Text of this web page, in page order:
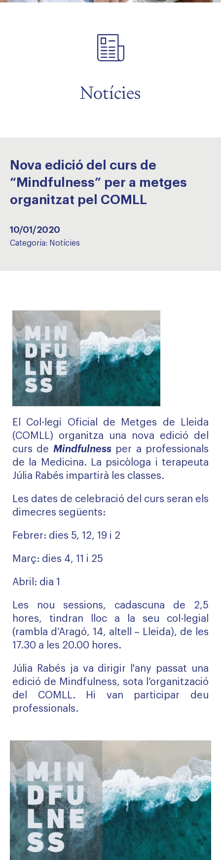
Notícies
Nova edició del curs de
“Mindfulness” per a metges
organitzat pel COMLL
10/01/2020
Categoria: Notícies
El Col·legi Oficial de Metges de Lleida
(COMLL) organitza una nova edició del
curs de Mindfulnessper a professionals
de la Medicina. La psicòloga i terapeuta
Júlia Rabés impartirà les classes.
Les dates de celebració del curs seran els
dimecres següents:
Febrer: dies 5, 12, 19 i 2
Març: dies 4, 11 i 25
Abril: dia 1
Les nou sessions, cadascuna de 2,5
hores, tindran lloc a la seu col·legial
(rambla d’Aragó, 14, altell – Lleida), de les
17.30 a les 20.00 hores.
Júlia Rabés ja va dirigir l'any passat una
edició de Mindfulness, sota l’organització
del COMLL. Hi van participar deu
professionals.